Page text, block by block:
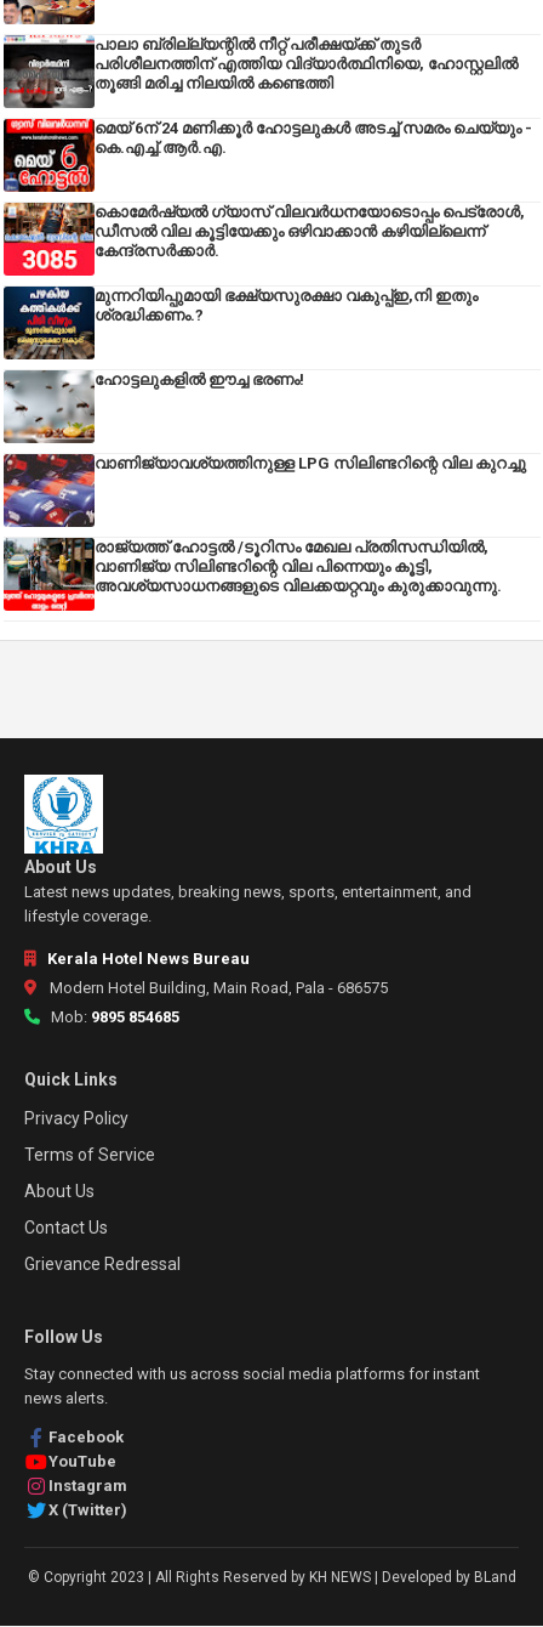
പാലാ ബ്രില്ല്യന്റിൽ നീറ്റ് പരീക്ഷയ്ക്ക് തുടർ
പരിശീലനത്തിന് എത്തിയ വിദ്യാർത്ഥിനിയെ, ഹോസ്റ്റലിൽ
തൂങ്ങി മരിച്ച നിലയിൽ കണ്ടെത്തി
മെയ് 6ന് 24 മണിക്കൂർ ഹോട്ടലുകൾ അടച്ച് സമരം ചെയ്യും -
കെ.എച്ച്.ആർ.എ.
കൊമേർഷ്യൽ ഗ്യാസ് വിലവർധനയോടൊപ്പം പെട്രോൾ,
ഡീസല്‍ വില കൂട്ടിയേക്കും ഒഴിവാക്കാന്‍ കഴിയില്ലെന്ന്
കേന്ദ്രസര്‍ക്കാര്‍.
മുന്നറിയിപ്പുമായി ഭക്ഷ്യസുരക്ഷാ വകുപ്പ്ഇ,നി ഇതും
ശ്രദ്ധിക്കണം.?
ഹോട്ടലുകളിൽ ഈച്ച ഭരണം!
വാണിജ്യാവശ്യത്തിനുള്ള LPG സിലിണ്ടറിന്റെ വില കുറച്ചു
രാജ്യത്ത് ഹോട്ടൽ /ടൂറിസം മേഖല പ്രതിസന്ധിയിൽ,
വാണിജ്യ സിലിണ്ടറിന്റെ വില പിന്നെയും കൂട്ടി,
അവശ്യസാധനങ്ങളുടെ വിലക്കയറ്റവും കുരുക്കാവുന്നു.
About Us
Latest news updates, breaking news, sports, entertainment, and
lifestyle coverage.
Kerala Hotel News Bureau
Modern Hotel Building, Main Road, Pala - 686575
Mob: 9895 854685
Quick Links
Privacy Policy
Terms of Service
About Us
Contact Us
Grievance Redressal
Follow Us
Stay connected with us across social media platforms for instant
news alerts.
Facebook
YouTube
Instagram
X (Twitter)
© Copyright 2023 | All Rights Reserved by KH NEWS | Developed by BLand